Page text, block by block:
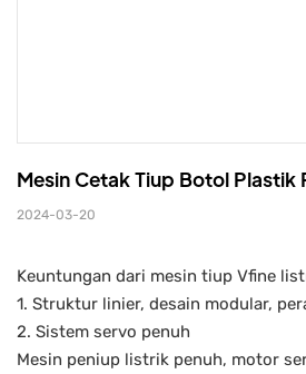
Mesin Cetak Tiup Botol
2024-03-20
Keuntungan dari mesin tiup Vfine
1. Struktur linier, desain modular,
2. Sistem servo penuh
Mesin peniup listrik penuh, motor